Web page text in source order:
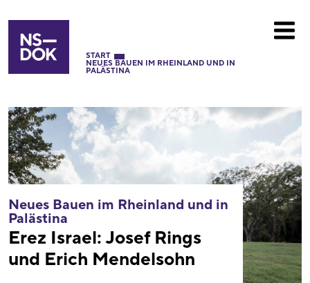
START
NEUES BAUEN IM RHEINLAND UND IN
PALÄSTINA
Neues Bauen im Rheinland und in
Palästina
Erez Israel: Josef Rings
und Erich Mendelsohn